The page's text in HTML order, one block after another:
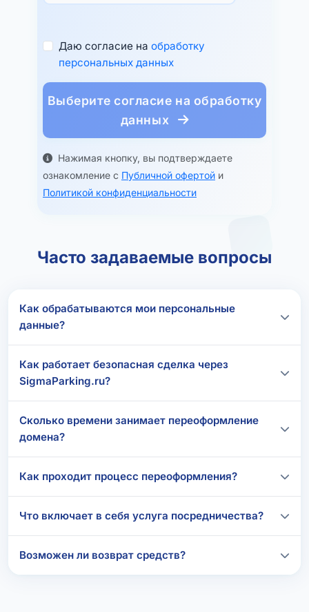
Даю согласие на обработку
персональных данных
Выберите согласие на обработку
данных
Нажимая кнопку, вы подтверждаете
ознакомление с Публичной офертой и
Политикой конфиденциальности
Часто задаваемые вопросы
Как обрабатываются мои персональные
данные?
Как работает безопасная сделка через
SigmaParking.ru?
Сколько времени занимает переоформление
домена?
Как проходит процесс переоформления?
Что включает в себя услуга посредничества?
Возможен ли возврат средств?